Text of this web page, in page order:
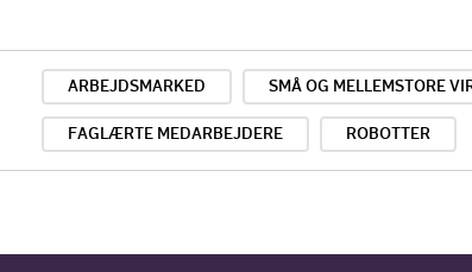
ARBEJDSMARKED SMÅ OG MELLEMSTORE
FAGLÆRTE MEDARBEJDERE ROBOTTER